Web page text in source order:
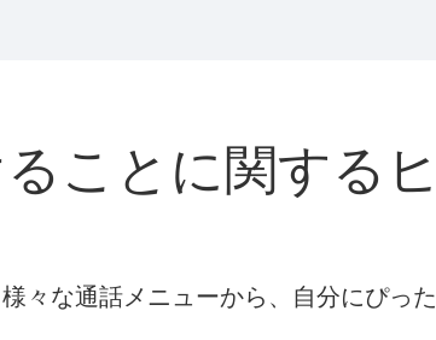
ことに関するヒ
々な通話メニューから、自分にぴった